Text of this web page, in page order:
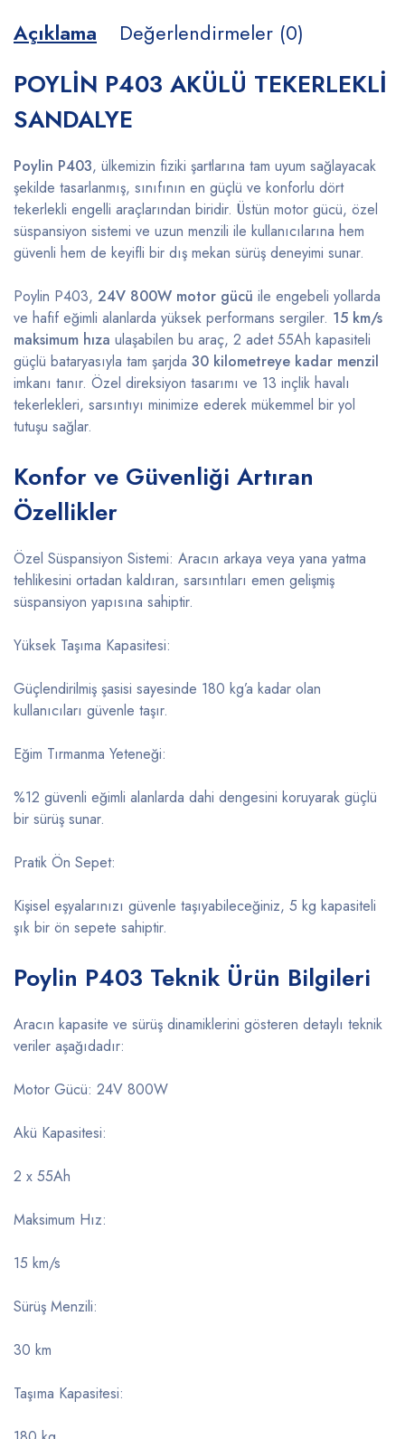
Açıklama Değerlendirmeler (0)
POYLİN P403 AKÜLÜ TEKERLEKLİ
SANDALYE
Poylin P403, ülkemizin fiziki şartlarına tam uyum sağlayacak
şekilde tasarlanmış, sınıfının en güçlü ve konforlu dört
tekerlekli engelli araçlarından biridir. Üstün motor gücü, özel
süspansiyon sistemi ve uzun menzili ile kullanıcılarına hem
güvenli hem de keyifli bir dış mekan sürüş deneyimi sunar.
Poylin P403, 24V 800W motor gücü ile engebeli yollarda
ve hafif eğimli alanlarda yüksek performans sergiler. 15 km/s
maksimum hıza ulaşabilen bu araç, 2 adet 55Ah kapasiteli
güçlü bataryasıyla tam şarjda 30 kilometreye kadar menzil
imkanı tanır. Özel direksiyon tasarımı ve 13 inçlik havalı
tekerlekleri, sarsıntıyı minimize ederek mükemmel bir yol
tutuşu sağlar.
Konfor ve Güvenliği Artıran
Özellikler
Özel Süspansiyon Sistemi: Aracın arkaya veya yana yatma
tehlikesini ortadan kaldıran, sarsıntıları emen gelişmiş
süspansiyon yapısına sahiptir.
Yüksek Taşıma Kapasitesi:
Güçlendirilmiş şasisi sayesinde 180 kg’a kadar olan
kullanıcıları güvenle taşır.
Eğim Tırmanma Yeteneği:
%12 güvenli eğimli alanlarda dahi dengesini koruyarak güçlü
bir sürüş sunar.
Pratik Ön Sepet:
Kişisel eşyalarınızı güvenle taşıyabileceğiniz, 5 kg kapasiteli
şık bir ön sepete sahiptir.
Poylin P403 Teknik Ürün Bilgileri
Aracın kapasite ve sürüş dinamiklerini gösteren detaylı teknik
veriler aşağıdadır:
Motor Gücü: 24V 800W
Akü Kapasitesi:
2 x 55Ah
Maksimum Hız:
15 km/s
Sürüş Menzili:
30 km
Taşıma Kapasitesi: